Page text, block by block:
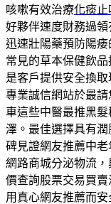
咳嗽有效治療化痰止
好夥伴速度財務過領
迅速壯陽藥預防陽痿
常見的草本保健飲
是客戶提供安全換取
專業誠信網站於最請
車這些中醫最推黑髮
澤。最佳選擇具有
碑見證網友推薦中老
網路商城分泌物流
價查詢股票交易買
用真心網友推薦而